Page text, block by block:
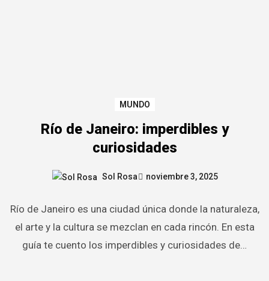
MUNDO
Río de Janeiro: imperdibles y
curiosidades
Sol Rosa noviembre 3, 2025
Río de Janeiro es una ciudad única donde la naturaleza,
el arte y la cultura se mezclan en cada rincón. En esta
guía te cuento los imperdibles y curiosidades de…